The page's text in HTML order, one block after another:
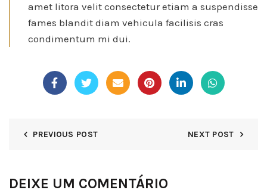
amet litora velit consectetur etiam a suspendisse
fames blandit diam vehicula facilisis cras
condimentum mi dui.
PREVIOUS POST NEXT POST
DEIXE UM COMENTÁRIO